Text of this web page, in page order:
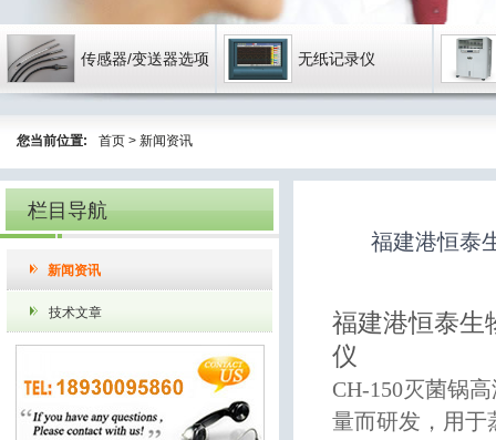
传感器/变送器选项 无纸记录仪
除湿机/除湿器/抽湿
机
您当前位置: 首页 > 新闻资讯
栏目导航
新闻资讯
技术文章
福建港恒泰
福建港恒泰生
仪
CH-150灭菌锅
量而研发，用于